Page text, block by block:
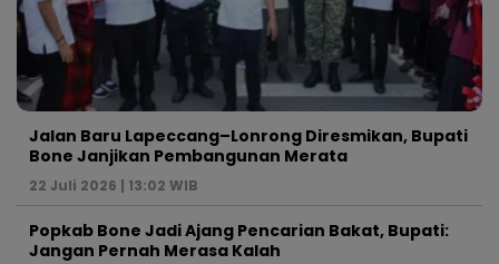
Jalan Baru Lapeccang–Lonrong Diresmikan, Bupati
Bone Janjikan Pembangunan Merata
22 Juli 2026 | 13:02 WIB
Popkab Bone Jadi Ajang Pencarian Bakat, Bupati:
Jangan Pernah Merasa Kalah